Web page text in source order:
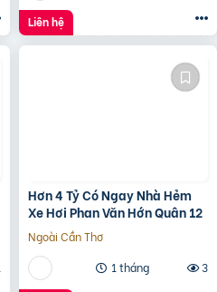
Liên hệ
Hơn 4 Tỷ Có Ngay Nhà Hẻm
Xe Hơi Phan Văn Hớn Quân 12
Ngoài Cần Thơ
1 tháng
3